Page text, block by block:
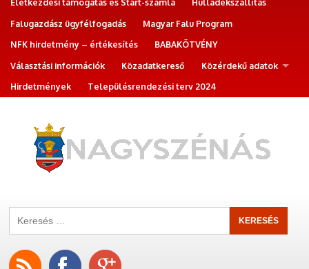
Életkezdési támogatás és Start-számla
Hulladékszállítás
Falugazdász ügyfélfogadás
Magyar Falu Program
NFK hirdetmény – értékesítés
BABAKÖTVÉNY
Választási információk
Közadatkereső
Közérdekű adatok
Hirdetmények
Településrendezési terv 2024